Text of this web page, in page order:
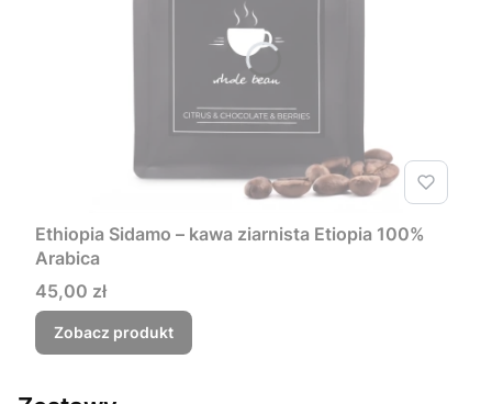
Ethiopia Sidamo – kawa ziarnista Etiopia 100%
Arabica
Cena
45,00 zł
Zobacz produkt